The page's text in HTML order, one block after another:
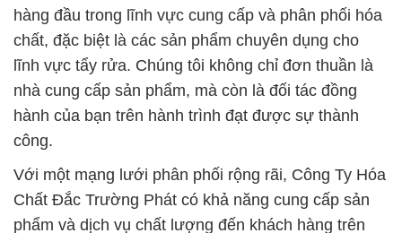
hàng đầu trong lĩnh vực cung cấp và phân phối hóa
chất, đặc biệt là các sản phẩm chuyên dụng cho
lĩnh vực tẩy rửa. Chúng tôi không chỉ đơn thuần là
nhà cung cấp sản phẩm, mà còn là đối tác đồng
hành của bạn trên hành trình đạt được sự thành
công.
Với một mạng lưới phân phối rộng rãi, Công Ty Hóa
Chất Đắc Trường Phát có khả năng cung cấp sản
phẩm và dịch vụ chất lượng đến khách hàng trên